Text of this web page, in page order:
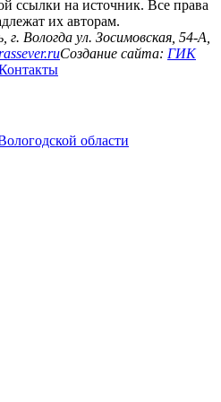
ссылки на источник. Все права
их авторам.
г. Вологда ул. Зосимовская, 54-А,
Создание сайта: ГИК